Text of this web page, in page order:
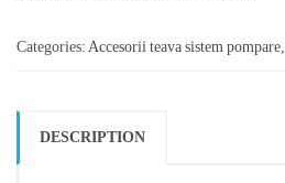
Categories: Accesorii teava sistem pompare,
DESCRIPTION